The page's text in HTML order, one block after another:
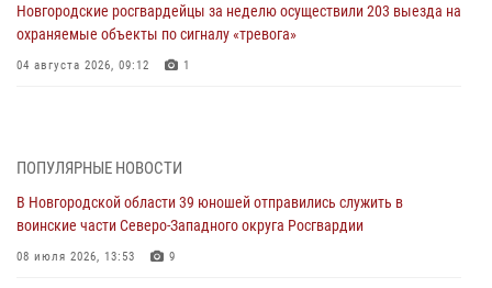
Новгородские росгвардейцы за неделю осуществили 203 выезда на
охраняемые объекты по сигналу «тревога»
04 августа 2026, 09:12 1
В Великом Новгороде сотрудники центра лицензионно-
разрешительной работы Росгвардии провели телефонную «горячую
ПОПУЛЯРНЫЕ НОВОСТИ
В Новгородской области 39 юношей отправились служить в
воинские части Северо-Западного округа Росгвардии
08 июля 2026, 13:53 9